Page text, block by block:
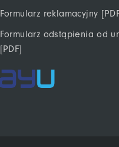
Formularz reklamacyjny
Formularz odstąpienia od
[PDF]